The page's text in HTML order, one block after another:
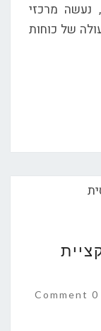
נעשה מרכזי
של כוחות
0 Comment